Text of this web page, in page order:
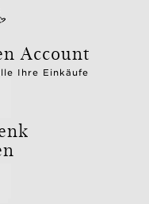
Account
Ihre Einkäufe